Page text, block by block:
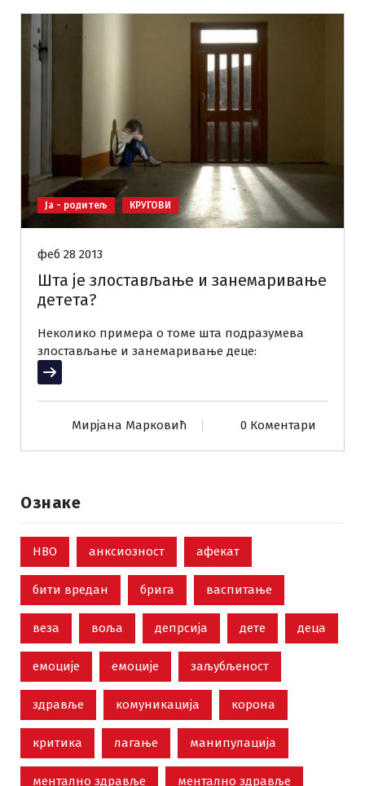
Ја - родитељ КРУГОВИ
феб 28 2013
Шта је злостављање и занемаривање
детета?
Неколико примера о томе шта подразумева
злостављање и занемаривање деце:
Прочитај више
Мирјана Марковић 0 Коментари
Ознаке
НВО анксиозност афекат
бити вредан брига васпитање
веза воља депрсија дете деца
емоције емоције заљубљеност
здравље комуникација корона
критика лагање манипулација
ментално здравље ментално здравље